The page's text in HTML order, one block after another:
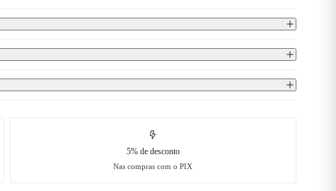
5% de desconto
Nas compras com o PIX